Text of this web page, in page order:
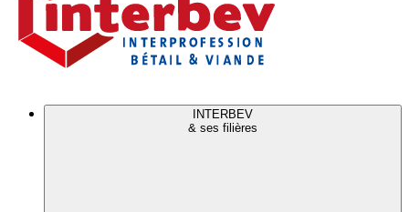
INTERBEV
& ses filières